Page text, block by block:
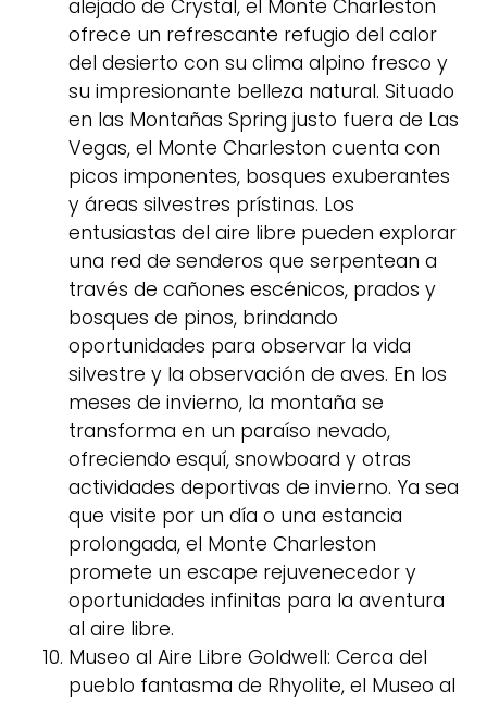
alejado de Crystal, el Monte Charleston
ofrece un refrescante refugio del calor
del desierto con su clima alpino fresco y
su impresionante belleza natural. Situado
en las Montañas Spring justo fuera de Las
Vegas, el Monte Charleston cuenta con
picos imponentes, bosques exuberantes
y áreas silvestres prístinas. Los
entusiastas del aire libre pueden explorar
una red de senderos que serpentean a
través de cañones escénicos, prados y
bosques de pinos, brindando
oportunidades para observar la vida
silvestre y la observación de aves. En los
meses de invierno, la montaña se
transforma en un paraíso nevado,
ofreciendo esquí, snowboard y otras
actividades deportivas de invierno. Ya sea
que visite por un día o una estancia
prolongada, el Monte Charleston
promete un escape rejuvenecedor y
oportunidades infinitas para la aventura
al aire libre.
Museo al Aire Libre Goldwell: Cerca del
pueblo fantasma de Rhyolite, el Museo al